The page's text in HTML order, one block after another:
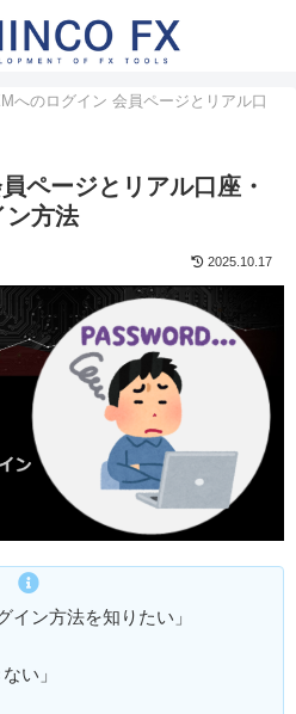
へのログイン 会員ページとリアル口
ページとリアル口座・
ン方法
2025.10.17
イン方法を知りたい」
い」